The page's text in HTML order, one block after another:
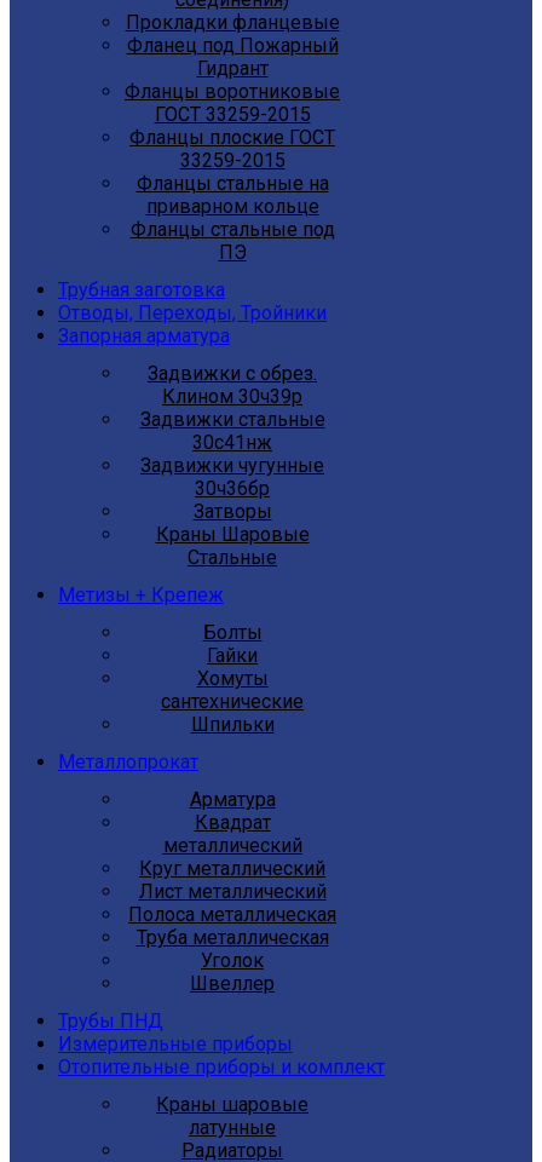
Прокладки фланцевые
Фланец под Пожарный
Гидрант
Фланцы воротниковые
ГОСТ 33259-2015
Фланцы плоские ГОСТ
33259-2015
Фланцы стальные на
приварном кольце
Фланцы стальные под
ПЭ
Трубная заготовка
Отводы, Переходы, Тройники
Запорная арматура
Задвижки с обрез.
Клином 30ч39р
Задвижки стальные
30с41нж
Задвижки чугунные
30ч36бр
Затворы
Краны Шаровые
Стальные
Метизы + Крепеж
Болты
Гайки
Хомуты
сантехнические
Шпильки
Металлопрокат
Арматура
Квадрат
металлический
Круг металлический
Лист металлический
Полоса металлическая
Труба металлическая
Уголок
Швеллер
Трубы ПНД
Измерительные приборы
Отопительные приборы и комплект
Краны шаровые
латунные
Радиаторы